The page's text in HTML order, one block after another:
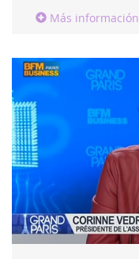
Más información